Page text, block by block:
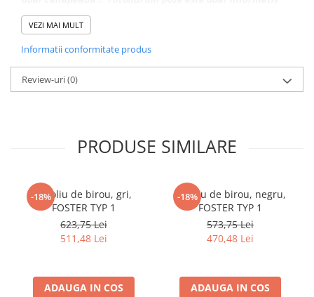
cuiere/mobila hol Rai casmir
Pantofare Hol
Set mobilier Hol modern cu
panouri tapitate
Seturi hol cuiere
Canapele birou
Dulapuri birou/bibliorafturi
Mese birou
Scaune Birou
,pentru culoare (Ilustratie foto) !!
Se livreaza ambalat in colete !!
VEZI MAI MULT
Informatii conformitate produs
Review-uri(0)
PRODUSE SIMILARE
-18%
Fotoliu de birou, gri,
FOSTER TYP 1
623,75 Lei
511,48 Lei
ADAUGA IN COS
-18%
Fotoliu de birou, negru,
FOSTER TYP 1
573,75 Lei
470,48 Lei
ADAUGA IN COS